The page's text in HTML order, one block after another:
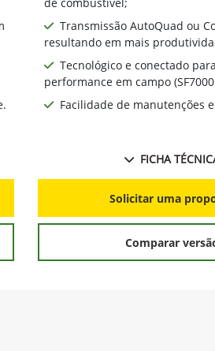
Eficiência do motor, até 3%
Transmissão AutoQuad ou
resultando em mais
Tecnológico e conectado
Facilidade de manutenções
FICHA TÉCNICA
Solicitar uma